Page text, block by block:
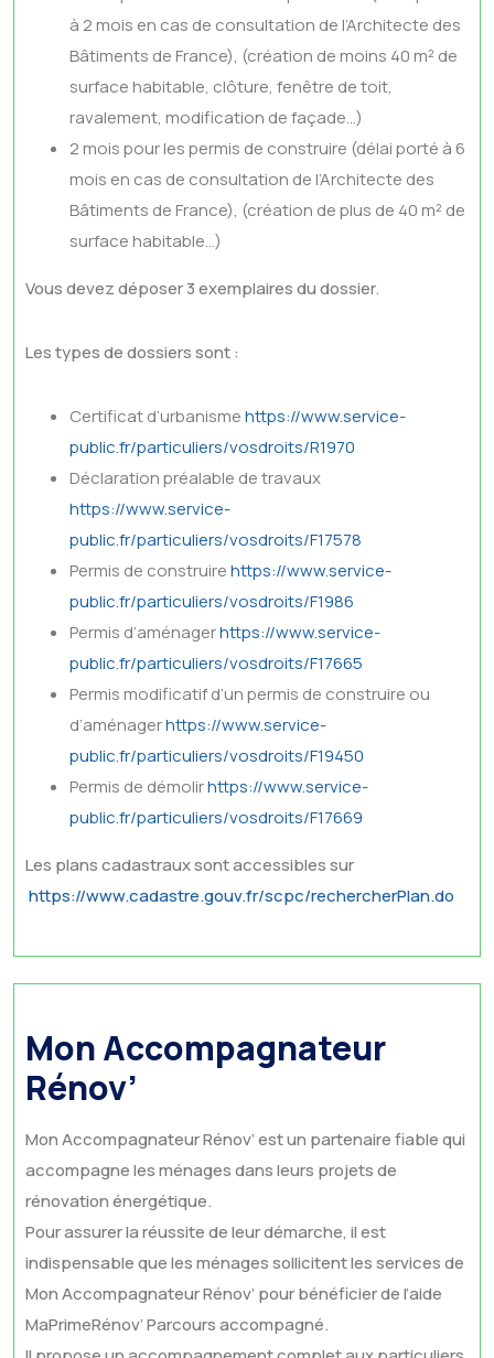
à 2 mois en cas de consultation de l’Architecte des
Bâtiments de France), (création de moins 40 m² de
surface habitable, clôture, fenêtre de toit,
ravalement, modification de façade…)
2 mois pour les permis de construire (délai porté à 6
mois en cas de consultation de l’Architecte des
Bâtiments de France), (création de plus de 40 m² de
surface habitable…)
Vous devez déposer 3 exemplaires du dossier.
Les types de dossiers sont :
Certificat d’urbanismehttps://www.service-
public.fr/particuliers/vosdroits/R1970
Déclaration préalable de travaux
https://www.service-
public.fr/particuliers/vosdroits/F17578
Permis de construirehttps://www.service-
public.fr/particuliers/vosdroits/F1986
Permis d’aménagerhttps://www.service-
public.fr/particuliers/vosdroits/F17665
Permis modificatif d’un permis de construire ou
d’aménagerhttps://www.service-
public.fr/particuliers/vosdroits/F19450
Permis de démolirhttps://www.service-
public.fr/particuliers/vosdroits/F17669
Les plans cadastraux sont accessibles sur
https://www.cadastre.gouv.fr/scpc/rechercherPlan.do
Mon Accompagnateur
Rénov’
Mon Accompagnateur Rénov’ est un partenaire fiable qui
accompagne les ménages dans leurs projets de
rénovation énergétique.
Pour assurer la réussite de leur démarche, il est
indispensable que les ménages sollicitent les services de
Mon Accompagnateur Rénov’ pour bénéficier de l’aide
MaPrimeRénov’ Parcours accompagné.